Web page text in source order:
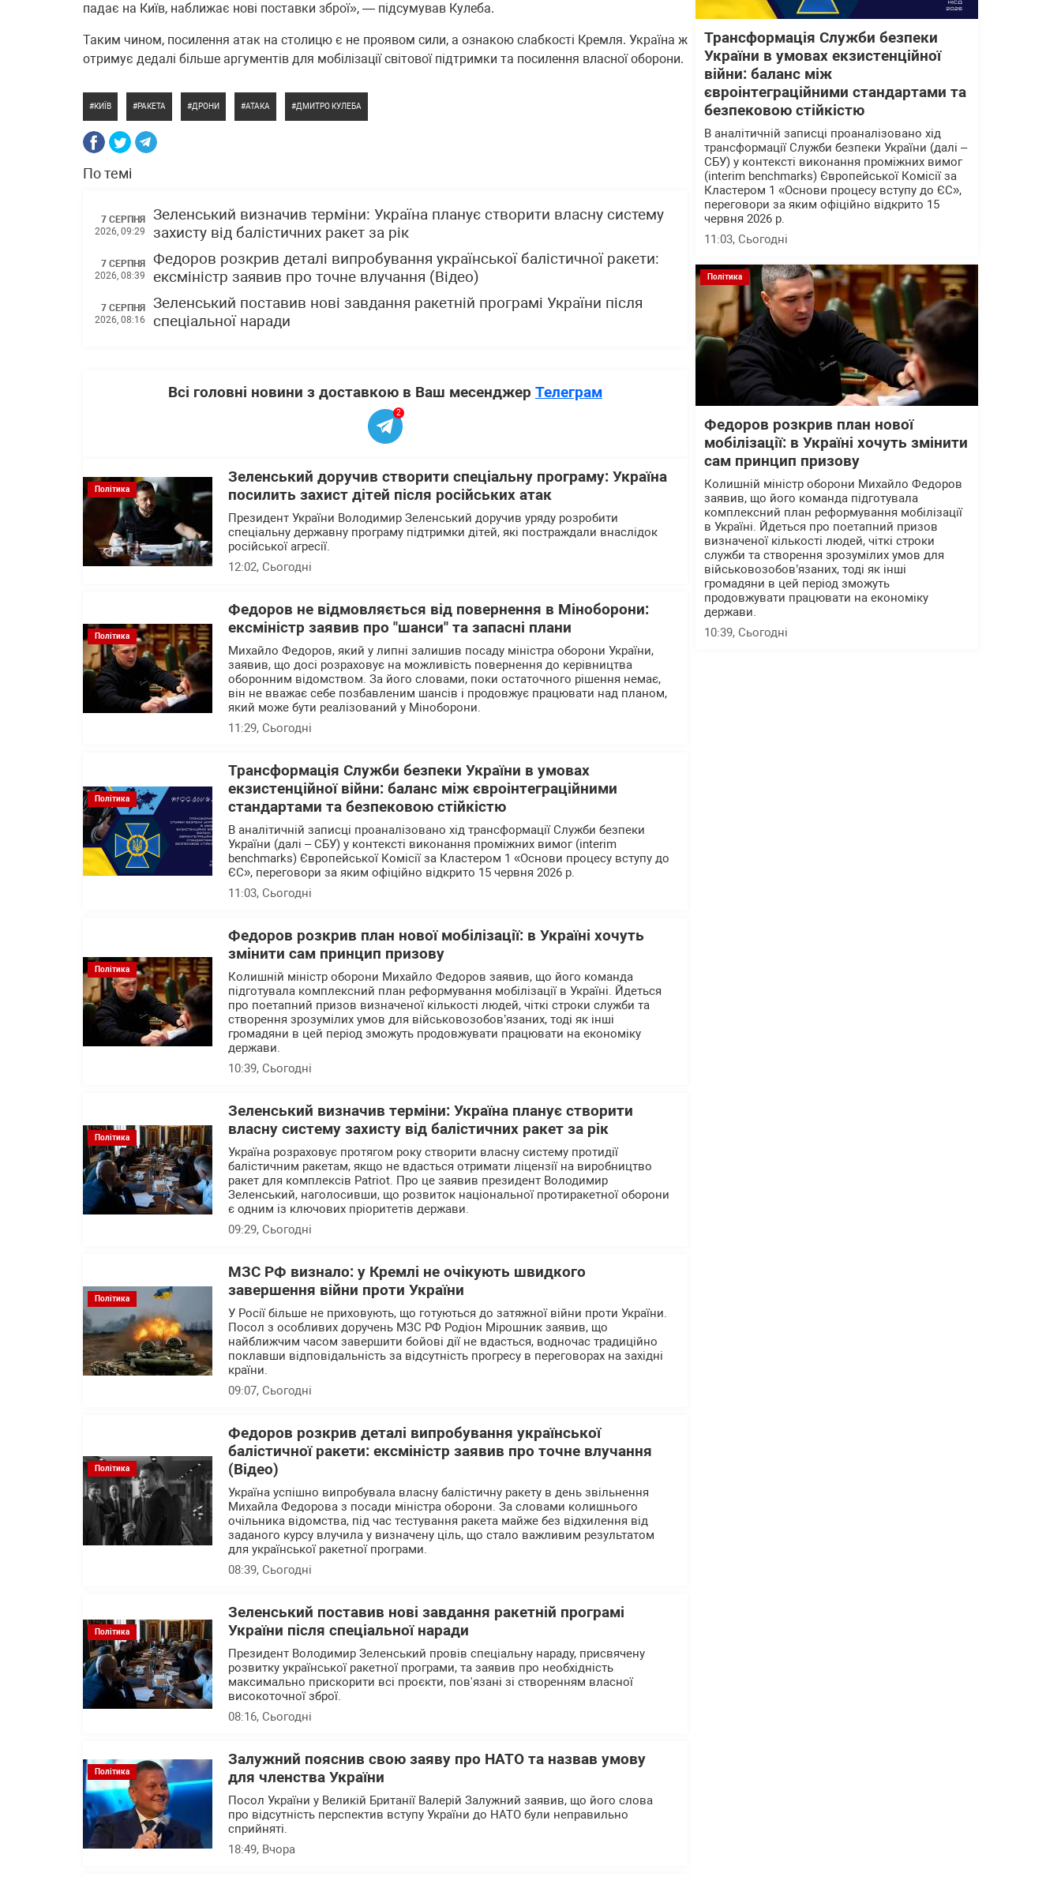
падає на Київ, наближає нові поставки зброї», — підсумував Кулеба.
Таким чином, посилення атак на столицю є не проявом сили, а ознакою слабкості Кремля. Україна ж
отримує дедалі більше аргументів для мобілізації світової підтримки та посилення власної оборони.
КИЇВ РАКЕТА ДРОНИ АТАКА ДМИТРО КУЛЕБА
По темі
7 СЕРПНЯ
2026, 09:29
Зеленський визначив терміни: Україна планує створити власну систему
захисту від балістичних ракет за рік
7 СЕРПНЯ
2026, 08:39
Федоров розкрив деталі випробування української балістичної ракети:
ексміністр заявив про точне влучання (Відео)
7 СЕРПНЯ
2026, 08:16
Зеленський поставив нові завдання ракетній програмі України після
спеціальної наради
Всі головні новини з доставкою в Ваш месенджер Телеграм
2
Політика
Зеленський доручив створити спеціальну програму: Україна
посилить захист дітей після російських атак
Президент України Володимир Зеленський доручив уряду розробити
спеціальну державну програму підтримки дітей, які постраждали внаслідок
російської агресії.
12:02, Сьогодні
Політика
Федоров не відмовляється від повернення в Міноборони:
ексміністр заявив про "шанси" та запасні плани
Михайло Федоров, який у липні залишив посаду міністра оборони України,
заявив, що досі розраховує на можливість повернення до керівництва
оборонним відомством. За його словами, поки остаточного рішення немає,
він не вважає себе позбавленим шансів і продовжує працювати над планом,
який може бути реалізований у Міноборони.
11:29, Сьогодні
Політика
Трансформація Служби безпеки України в умовах
екзистенційної війни: баланс між євроінтеграційними
стандартами та безпековою стійкістю
В аналітичній записці проаналізовано хід трансформації Служби безпеки
України (далі – СБУ) у контексті виконання проміжних вимог (interim
benchmarks) Європейської Комісії за Кластером 1 «Основи процесу вступу до
ЄС», переговори за яким офіційно відкрито 15 червня 2026 р.
11:03, Сьогодні
Політика
Федоров розкрив план нової мобілізації: в Україні хочуть
змінити сам принцип призову
Колишній міністр оборони Михайло Федоров заявив, що його команда
підготувала комплексний план реформування мобілізації в Україні. Йдеться
про поетапний призов визначеної кількості людей, чіткі строки служби та
створення зрозумілих умов для військовозобов’язаних, тоді як інші
громадяни в цей період зможуть продовжувати працювати на економіку
держави.
10:39, Сьогодні
Політика
Зеленський визначив терміни: Україна планує створити
власну систему захисту від балістичних ракет за рік
Україна розраховує протягом року створити власну систему протидії
балістичним ракетам, якщо не вдасться отримати ліцензії на виробництво
ракет для комплексів Patriot. Про це заявив президент Володимир
Зеленський, наголосивши, що розвиток національної протиракетної оборони
є одним із ключових пріоритетів держави.
09:29, Сьогодні
Політика
МЗС РФ визнало: у Кремлі не очікують швидкого
завершення війни проти України
У Росії більше не приховують, що готуються до затяжної війни проти України.
Посол з особливих доручень МЗС РФ Родіон Мірошник заявив, що
найближчим часом завершити бойові дії не вдасться, водночас традиційно
поклавши відповідальність за відсутність прогресу в переговорах на західні
країни.
09:07, Сьогодні
Політика
Федоров розкрив деталі випробування української
балістичної ракети: ексміністр заявив про точне влучання
(Відео)
Україна успішно випробувала власну балістичну ракету в день звільнення
Михайла Федорова з посади міністра оборони. За словами колишнього
очільника відомства, під час тестування ракета майже без відхилення від
заданого курсу влучила у визначену ціль, що стало важливим результатом
для української ракетної програми.
08:39, Сьогодні
Політика
Зеленський поставив нові завдання ракетній програмі
України після спеціальної наради
Президент Володимир Зеленський провів спеціальну нараду, присвячену
розвитку української ракетної програми, та заявив про необхідність
максимально прискорити всі проєкти, пов'язані зі створенням власної
високоточної зброї.
08:16, Сьогодні
Політика
Залужний пояснив свою заяву про НАТО та назвав умову
для членства України
Посол України у Великій Британії Валерій Залужний заявив, що його слова
про відсутність перспектив вступу України до НАТО були неправильно
сприйняті.
18:49, Вчора
Трансформація Служби безпеки
України в умовах екзистенційної
війни: баланс між
євроінтеграційними стандартами та
безпековою стійкістю
В аналітичній записці проаналізовано хід
трансформації Служби безпеки України (далі –
СБУ) у контексті виконання проміжних вимог
(interim benchmarks) Європейської Комісії за
Кластером 1 «Основи процесу вступу до ЄС»,
переговори за яким офіційно відкрито 15
червня 2026 р.
11:03, Сьогодні
Політика
Федоров розкрив план нової
мобілізації: в Україні хочуть змінити
сам принцип призову
Колишній міністр оборони Михайло Федоров
заявив, що його команда підготувала
комплексний план реформування мобілізації
в Україні. Йдеться про поетапний призов
визначеної кількості людей, чіткі строки
служби та створення зрозумілих умов для
військовозобов’язаних, тоді як інші
громадяни в цей період зможуть
продовжувати працювати на економіку
держави.
10:39, Сьогодні